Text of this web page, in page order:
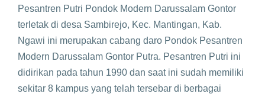
Pesantren Putri Pondok Modern Darussalam Gontor
terletak di desa Sambirejo, Kec. Mantingan, Kab.
Ngawi ini merupakan cabang daro Pondok Pesantren
Modern Darussalam Gontor Putra. Pesantren Putri ini
didirikan pada tahun 1990 dan saat ini sudah memiliki
sekitar 8 kampus yang telah tersebar di berbagai